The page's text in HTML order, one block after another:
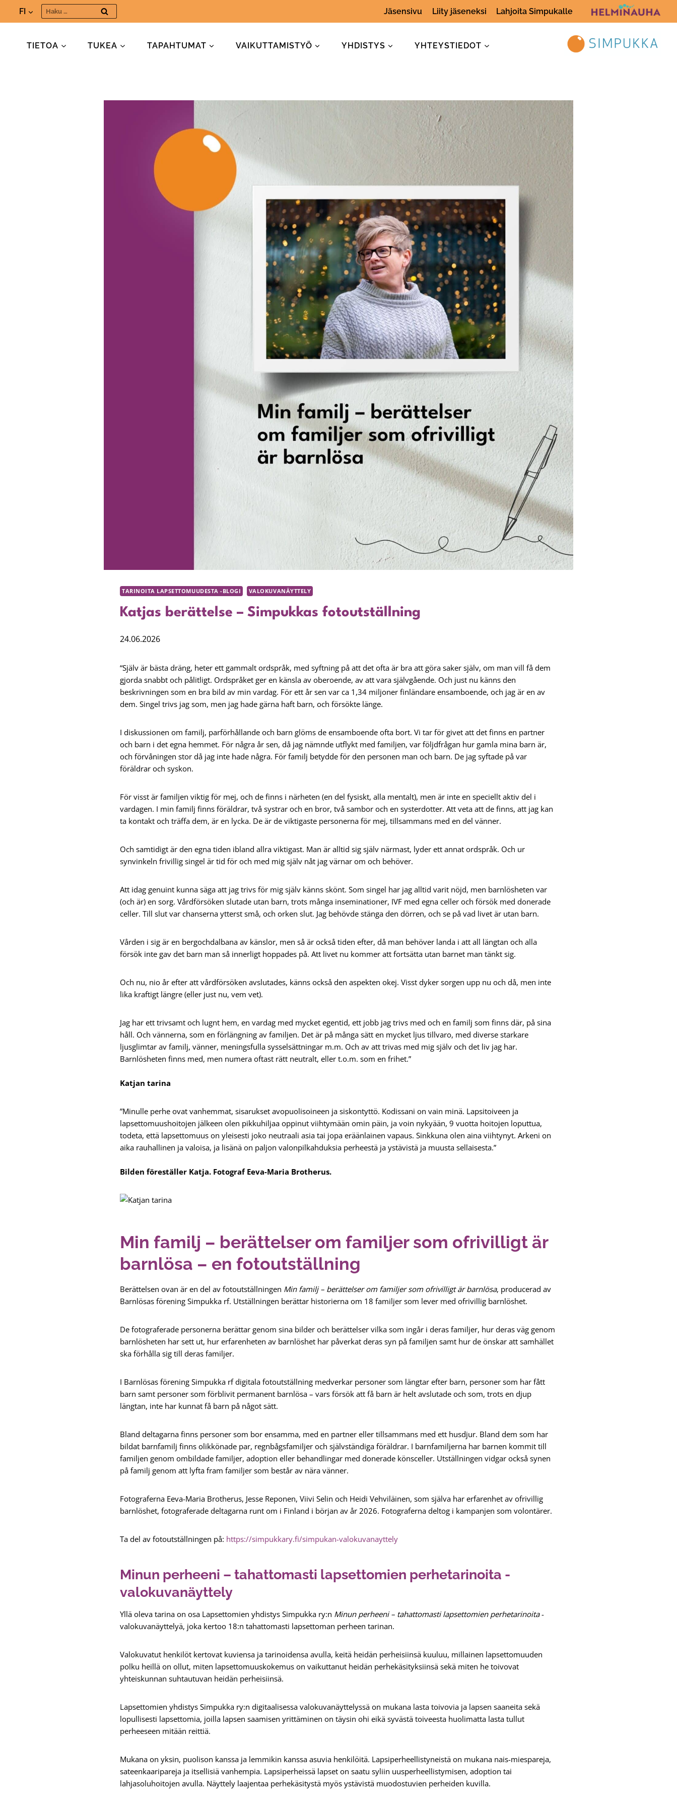
FI Haku: Jäsensivu Liity jäseneksi Lahjoita Simpukalle
TIETOA TUKEA TAPAHTUMAT VAIKUTTAMISTYÖ YHDISTYS YHTEYSTIEDOT
TARINOITA LAPSETTOMUUDESTA -BLOGI VALOKUVANÄYTTELY
Katjas berättelse – Simpukkas fotoutställning
24.06.2026
“Själv är bästa dräng, heter ett gammalt ordspråk, med syftning på att det ofta är bra att göra saker själv, om man vill få dem
gjorda snabbt och pålitligt. Ordspråket ger en känsla av oberoende, av att vara självgående. Och just nu känns den
beskrivningen som en bra bild av min vardag. För ett år sen var ca 1,34 miljoner finländare ensamboende, och jag är en av
dem. Singel trivs jag som, men jag hade gärna haft barn, och försökte länge.
I diskussionen om familj, parförhållande och barn glöms de ensamboende ofta bort. Vi tar för givet att det finns en partner
och barn i det egna hemmet. För några år sen, då jag nämnde utflykt med familjen, var följdfrågan hur gamla mina barn är,
och förvåningen stor då jag inte hade några. För familj betydde för den personen man och barn. De jag syftade på var
föräldrar och syskon.
För visst är familjen viktig för mej, och de finns i närheten (en del fysiskt, alla mentalt), men är inte en speciellt aktiv del i
vardagen. I min familj finns föräldrar, två systrar och en bror, två sambor och en systerdotter. Att veta att de finns, att jag kan
ta kontakt och träffa dem, är en lycka. De är de viktigaste personerna för mej, tillsammans med en del vänner.
Och samtidigt är den egna tiden ibland allra viktigast. Man är alltid sig själv närmast, lyder ett annat ordspråk. Och ur
synvinkeln frivillig singel är tid för och med mig själv nåt jag värnar om och behöver.
Att idag genuint kunna säga att jag trivs för mig själv känns skönt. Som singel har jag alltid varit nöjd, men barnlösheten var
(och är) en sorg. Vårdförsöken slutade utan barn, trots många inseminationer, IVF med egna celler och försök med donerade
celler. Till slut var chanserna ytterst små, och orken slut. Jag behövde stänga den dörren, och se på vad livet är utan barn.
Vården i sig är en bergochdalbana av känslor, men så är också tiden efter, då man behöver landa i att all längtan och alla
försök inte gav det barn man så innerligt hoppades på. Att livet nu kommer att fortsätta utan barnet man tänkt sig.
Och nu, nio år efter att vårdförsöken avslutades, känns också den aspekten okej. Visst dyker sorgen upp nu och då, men inte
lika kraftigt längre (eller just nu, vem vet).
Jag har ett trivsamt och lugnt hem, en vardag med mycket egentid, ett jobb jag trivs med och en familj som finns där, på sina
håll. Och vännerna, som en förlängning av familjen. Det är på många sätt en mycket ljus tillvaro, med diverse starkare
ljusglimtar av familj, vänner, meningsfulla sysselsättningar m.m. Och av att trivas med mig själv och det liv jag har.
Barnlösheten finns med, men numera oftast rätt neutralt, eller t.o.m. som en frihet.”
Katjan tarina
”Minulle perhe ovat vanhemmat, sisarukset avopuolisoineen ja siskontyttö. Kodissani on vain minä. Lapsitoiveen ja
lapsettomuushoitojen jälkeen olen pikkuhiljaa oppinut viihtymään omin päin, ja voin nykyään, 9 vuotta hoitojen loputtua,
todeta, että lapsettomuus on yleisesti joko neutraali asia tai jopa eräänlainen vapaus. Sinkkuna olen aina viihtynyt. Arkeni on
aika rauhallinen ja valoisa, ja lisänä on paljon valonpilkahduksia perheestä ja ystävistä ja muusta sellaisesta.”
Bilden föreställer Katja. Fotograf Eeva-Maria Brotherus.
Min familj – berättelser om familjer som ofrivilligt är
barnlösa – en fotoutställning
Berättelsen ovan är en del av fotoutställningen Min familj – berättelser om familjer som ofrivilligt är barnlösa, producerad av
Barnlösas förening Simpukka rf. Utställningen berättar historierna om 18 familjer som lever med ofrivillig barnlöshet.
De fotograferade personerna berättar genom sina bilder och berättelser vilka som ingår i deras familjer, hur deras väg genom
barnlösheten har sett ut, hur erfarenheten av barnlöshet har påverkat deras syn på familjen samt hur de önskar att samhället
ska förhålla sig till deras familjer.
I Barnlösas förening Simpukka rf digitala fotoutställning medverkar personer som längtar efter barn, personer som har fått
barn samt personer som förblivit permanent barnlösa – vars försök att få barn är helt avslutade och som, trots en djup
längtan, inte har kunnat få barn på något sätt.
Bland deltagarna finns personer som bor ensamma, med en partner eller tillsammans med ett husdjur. Bland dem som har
bildat barnfamilj finns olikkönade par, regnbågsfamiljer och självständiga föräldrar. I barnfamiljerna har barnen kommit till
familjen genom ombildade familjer, adoption eller behandlingar med donerade könsceller. Utställningen vidgar också synen
på familj genom att lyfta fram familjer som består av nära vänner.
Fotograferna Eeva-Maria Brotherus, Jesse Reponen, Viivi Selin och Heidi Vehviläinen, som själva har erfarenhet av ofrivillig
barnlöshet, fotograferade deltagarna runt om i Finland i början av år 2026. Fotograferna deltog i kampanjen som volontärer.
Ta del av fotoutställningen på: https://simpukkary.fi/simpukan-valokuvanayttely
Minun perheeni – tahattomasti lapsettomien perhetarinoita -
valokuvanäyttely
Yllä oleva tarina on osa Lapsettomien yhdistys Simpukka ry:n Minun perheeni – tahattomasti lapsettomien perhetarinoita-
valokuvanäyttelyä, joka kertoo 18:n tahattomasti lapsettoman perheen tarinan.
Valokuvatut henkilöt kertovat kuviensa ja tarinoidensa avulla, keitä heidän perheisiinsä kuuluu, millainen lapsettomuuden
polku heillä on ollut, miten lapsettomuuskokemus on vaikuttanut heidän perhekäsityksiinsä sekä miten he toivovat
yhteiskunnan suhtautuvan heidän perheisiinsä.
Lapsettomien yhdistys Simpukka ry:n digitaalisessa valokuvanäyttelyssä on mukana lasta toivovia ja lapsen saaneita sekä
lopullisesti lapsettomia, joilla lapsen saamisen yrittäminen on täysin ohi eikä syvästä toiveesta huolimatta lasta tullut
perheeseen mitään reittiä.
Mukana on yksin, puolison kanssa ja lemmikin kanssa asuvia henkilöitä. Lapsiperheellistyneistä on mukana nais-miespareja,
sateenkaaripareja ja itsellisiä vanhempia. Lapsiperheissä lapset on saatu syliin uusperheellistymisen, adoption tai
lahjasoluhoitojen avulla. Näyttely laajentaa perhekäsitystä myös ystävistä muodostuvien perheiden kuvilla.